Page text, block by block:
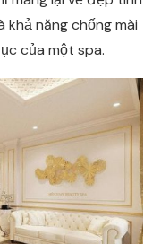
năng chống mài
của một spa.